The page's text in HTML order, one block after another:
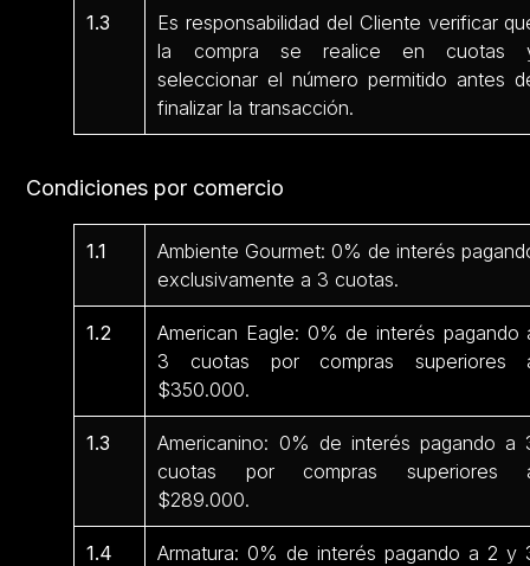
1.3
Es responsabilidad del Cliente verificar
la compra se realice en cuotas
seleccionar el número permitido antes
finalizar la transacción.
Condiciones por comercio
1.1
Ambiente Gourmet: 0% de interés
exclusivamente a 3 cuotas.
1.2
American Eagle: 0% de interés pagando
3 cuotas por compras superiores
$350.000.
1.3
Americanino: 0% de interés pagando a
cuotas por compras superiores
$289.000.
1.4
Armatura: 0% de interés pagando a 2 y